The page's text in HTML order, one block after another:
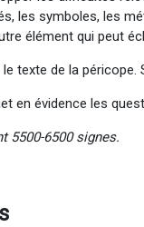
les symboles, les
élément qui peut
texte de la
en évidence les
5500-6500 signes.